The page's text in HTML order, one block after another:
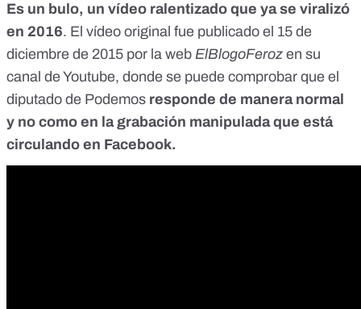
Es un bulo, un vídeo ralentizado que ya se viralizó
en 2016. El vídeo original fue publicado el 15 de
diciembre de 2015 por la web ElBlogoFeroz en su
canal de Youtube, donde se puede comprobar que el
diputado de Podemos responde de manera normal
y no como en la grabación manipulada que está
circulando en Facebook.